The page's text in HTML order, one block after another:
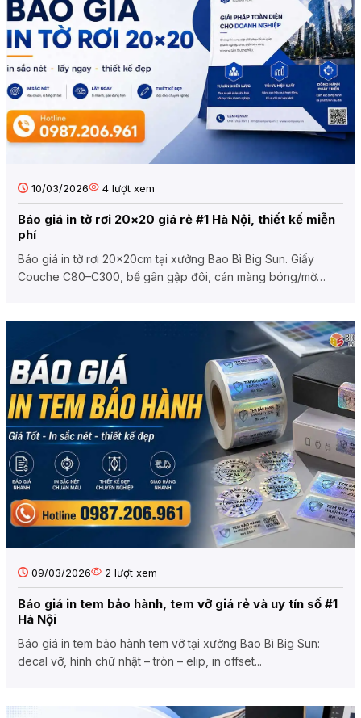
10/03/2026 4 lượt xem
Báo giá in tờ rơi 20×20 giá rẻ #1 Hà Nội, thiết kế miễn
phí
Báo giá in tờ rơi 20x20cm tại xưởng Bao Bì Big Sun. Giấy
Couche C80–C300, bế gân gập đôi, cán màng bóng/mờ
09/03/2026 2 lượt xem
Báo giá in tem bảo hành, tem vỡ giá rẻ và uy tín số #1
Hà Nội
Báo giá in tem bảo hành tem vỡ tại xưởng Bao Bì Big Sun:
decal vỡ, hình chữ nhật – tròn – elip, in offset...